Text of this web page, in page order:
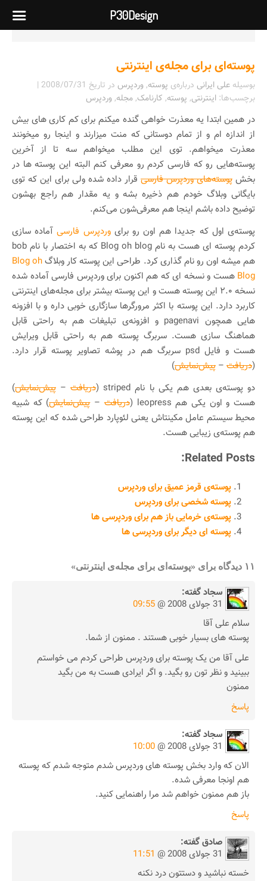
پوسته‌ای برای مجله‌ی اینترنتی
بوسیله علی ایرانی درباره‌ی پوسته,وردپرس در تاریخ 2008/07/31
|
برچسب‌ها: اینترنتی, پوسته, کارنامک,مجله,وردپرس
در همین ابتدا یه معذرت خواهی گنده میکنم برای کم کاری های بیش
از اندازه ام و از تمام دوستانی که منت میزارند و اینجا رو میخونند
معذرت میخواهم. توی این مطلب میخواهم سه تا از آخرین
پوسته‌هایی رو که فارسی کردم رو معرفی کنم البته این پوسته ها در
بخش پوسته‌های وردپرس فارسی قرار داده شده ولی برای این که توی
بایگانی وبلاگ خودم هم ذخیره بشه و یه مقدار هم راجع بهشون
توضیح داده باشم اینجا هم معرفی‌شون می‌کنم.
پوسته‌ی اول که جدیدا هم اون رو برایوردپرس فارسیآماده سازی
کردم پوسته ای هست به نام Blog oh blog که به اختصار با نام bob
هم میشه اون رو نام گذاری کرد. طراحی این پوسته کار وبلاگBlog oh
Blog هست و نسخه‌ ای که هم اکنون برای وردپرس فارسی آماده شده
نسخه ۲.۰ این پوسته هست و این پوسته بیشتر برای مجله‌های اینترنتی
کاربرد دارد. این پوسته با اکثر مرورگرها سازگاری خوبی داره و با افزونه
هایی همچون pagenavi و افزونه‌ی تبلیغات هم به راحتی قابل
هماهنگ سازی هست. سربرگ پوسته هم به راحتی قابل ویرایش
هست و فایل psd سربرگ هم در پوشه تصاویر پوسته قرار دارد.
(دریافت – پیش‌نمایش)
دو پوسته‌ی بعدی هم یکی با نام striped (
دریافت– پیش‌نمایش)
هست و اون یکی هم leopress (
دریافت–پیش‌نمایش) که شبیه
محیط سیستم عامل مکینتاش یعنی لئوپارد طراحی شده که این پوسته
هم پوسته‌ی زیبایی هست.
Related Posts:
پوسته‌ی قرمز عمیق برای وردپرس
پوسته شخصی برای وردپرس
پوسته‌ی خرمایی باز هم برای وردپرسی ها
پوسته ای دیگر برای وردپرسی ها
۱۱ دیدگاه برای «پوسته‌ای برای مجله‌ی اینترنتی»
سجادگفته:
31 جولای 2008 @
09:55
سلام علی آقا
پوسته های بسیار خوبی هستند . ممنون از شما.
علی آقا من یک پوسته برای وردپرس طراحی کردم می خواستم
ببینید و نظر تون رو بگید. و اگر ایرادی هست به من بگید
ممنون
پاسخ
سجادگفته:
31 جولای 2008 @
10:00
الان که وارد بخش پوسته های وردپرس شدم متوجه شدم که پوسته
هم اونجا معرفی شده.
باز هم ممنون خواهم شد مرا راهنمایی کنید.
پاسخ
صادقگفته:
31 جولای 2008 @
11:51
خسته نباشید و دستتون درد نکنه
P30Design